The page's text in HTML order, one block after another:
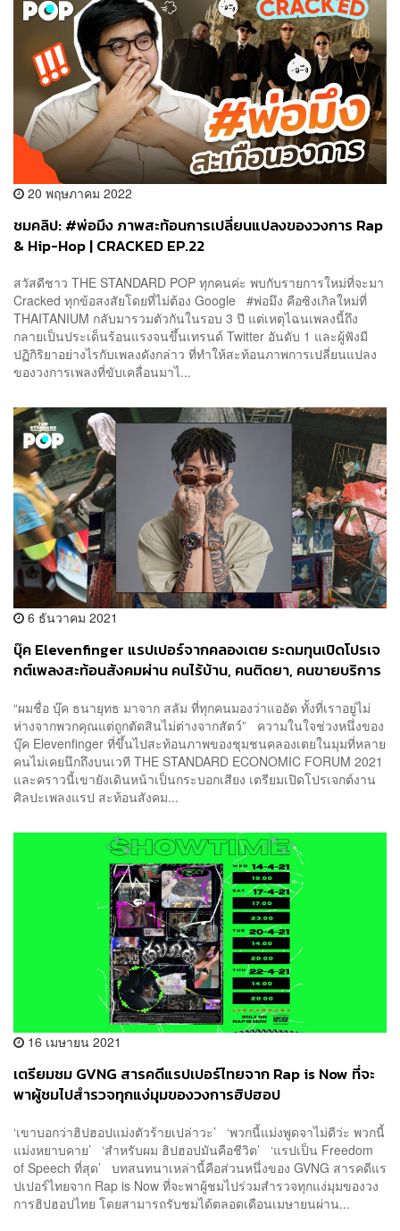
20 พฤษภาคม 2022
ชมคลิป: #พ่อมึง ภาพสะท้อนการเปลี่ยนแปลงของวงการ Rap
& Hip-Hop | CRACKED EP.22
สวัสดีชาว THE STANDARD POP ทุกคนค่ะ พบกับรายการใหม่ที่จะมา
Cracked ทุกข้อสงสัยโดยที่ไม่ต้อง Google #พ่อมึง คือซิงเกิลใหม่ที่
THAITANIUM กลับมารวมตัวกันในรอบ 3 ปี แต่เหตุไฉนเพลงนี้ถึง
กลายเป็นประเด็นร้อนแรงจนขึ้นเทรนด์ Twitter อันดับ 1 และผู้ฟังมี
ปฏิกิริยาอย่างไรกับเพลงดังกล่าว ที่ทำให้สะท้อนภาพการเปลี่ยนแปลง
ของวงการเพลงที่ขับเคลื่อนมาไ...
6 ธันวาคม 2021
บุ๊ค Elevenfinger แรปเปอร์จากคลองเตย ระดมทุนเปิดโปรเจ
กต์เพลงสะท้อนสังคมผ่าน คนไร้บ้าน, คนติดยา, คนขายบริการ
“ผมชื่อ บุ๊ค ธนายุทธ มาจาก สลัม ที่ทุกคนมองว่าแออัด ทั้งที่เราอยู่ไม่
ห่างจากพวกคุณแต่ถูกตัดสินไม่ต่างจากสัตว์” ความในใจช่วงหนึ่งของ
บุ๊ค Elevenfinger ที่ขึ้นไปสะท้อนภาพของชุมชนคลองเตยในมุมที่หลาย
คนไม่เคยนึกถึงบนเวที THE STANDARD ECONOMIC FORUM 2021
และคราวนี้เขายังเดินหน้าเป็นกระบอกเสียง เตรียมเปิดโปรเจกต์งาน
ศิลปะเพลงแรป สะท้อนสังคม...
16 เมษายน 2021
เตรียมชม GVNG สารคดีแรปเปอร์ไทยจาก Rap is Now ที่จะ
พาผู้ชมไปสำรวจทุกแง่มุมของวงการฮิปฮอป
‘เขาบอกว่าฮิปฮอปแม่งตัวร้ายเปล่าวะ’ ‘พวกนี้แม่งพูดจาไม่ดีว่ะ พวกนี้
แม่งหยาบคาย’ ‘สำหรับผม ฮิปฮอปมันคือชีวิต’ ‘แรปเป็น Freedom
of Speech ที่สุด’ บทสนทนาเหล่านี้คือส่วนหนึ่งของ GVNG สารคดีแร
ปเปอร์ไทยจาก Rap is Now ที่จะพาผู้ชมไปร่วมสำรวจทุกแง่มุมของวง
การฮิปฮอปไทย โดยสามารถรับชมได้ตลอดเดือนเมษายนผ่าน...